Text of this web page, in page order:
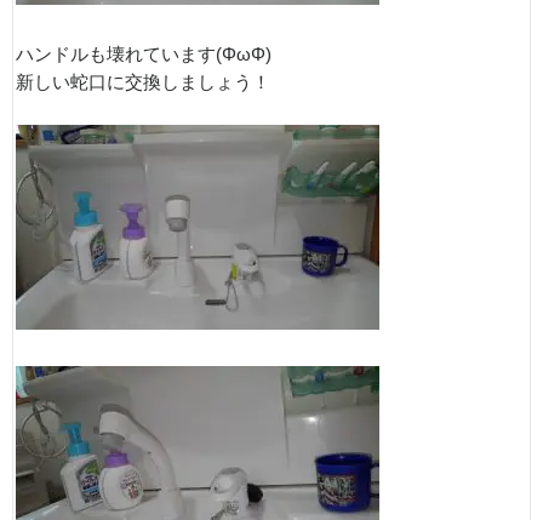
ハンドルも壊れています(ΦωΦ)
新しい蛇口に交換しましょう！